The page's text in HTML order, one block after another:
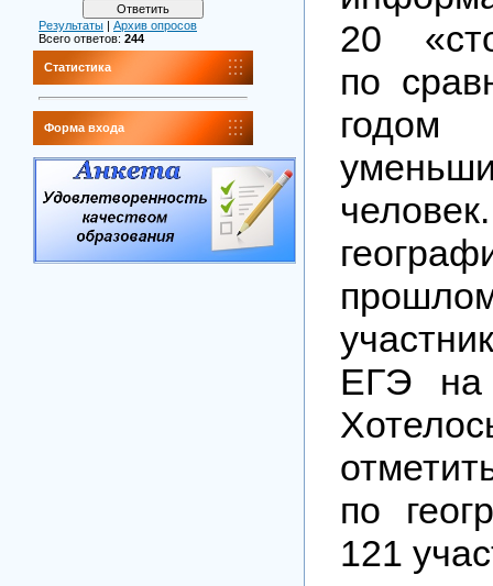
Результаты
Архив опросов
Всего ответов: 244
Статистика
Форма входа
20
по
ЕГЭ на
по
121